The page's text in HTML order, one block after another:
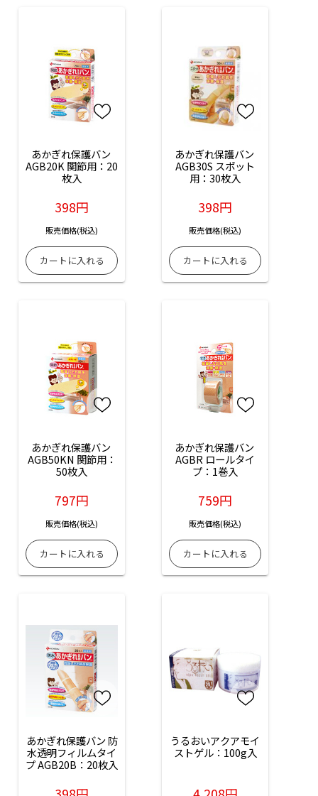
あかぎれ保護バン
AGB20K 関節用：20
枚入
398円
販売価格(税込)
あかぎれ保護バン
AGB30S スポット
用：30枚入
398円
販売価格(税込)
あかぎれ保護バン
AGB50KN 関節用：
50枚入
797円
販売価格(税込)
あかぎれ保護バン
AGBR ロールタイ
プ：1巻入
759円
販売価格(税込)
あかぎれ保護バン 防
水透明フィルムタイ
プ AGB20B：20枚入
うるおいアクアモイ
ストゲル：100g入